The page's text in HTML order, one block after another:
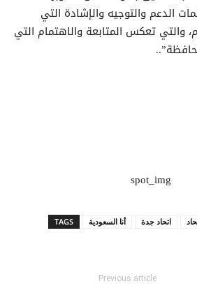
الدعم والتوجيه والإشادة التي
والتي تعكس المتابعة والاهتمام التي
TAGS أنا السعودية اتحاد جدة
Previous article